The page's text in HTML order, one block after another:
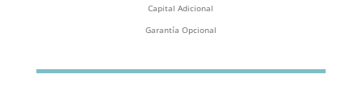
Capital Adicional
Garantía Opcional